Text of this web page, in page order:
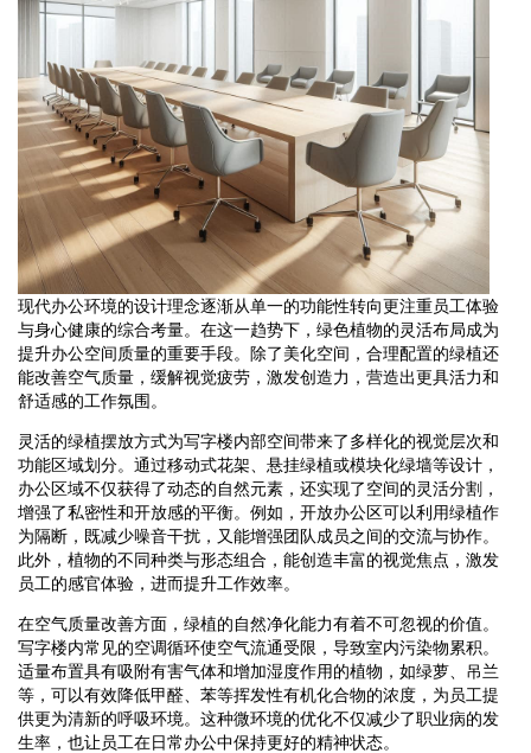
现代办公环境的设计理念逐渐从单一的功能性转向更注重员工体验
与身心健康的综合考量。在这一趋势下，绿色植物的灵活布局成为
提升办公空间质量的重要手段。除了美化空间，合理配置的绿植还
能改善空气质量，缓解视觉疲劳，激发创造力，营造出更具活力和
舒适感的工作氛围。
灵活的绿植摆放方式为写字楼内部空间带来了多样化的视觉层次和
功能区域划分。通过移动式花架、悬挂绿植或模块化绿墙等设计，
办公区域不仅获得了动态的自然元素，还实现了空间的灵活分割，
增强了私密性和开放感的平衡。例如，开放办公区可以利用绿植作
为隔断，既减少噪音干扰，又能增强团队成员之间的交流与协作。
此外，植物的不同种类与形态组合，能创造丰富的视觉焦点，激发
员工的感官体验，进而提升工作效率。
在空气质量改善方面，绿植的自然净化能力有着不可忽视的价值。
写字楼内常见的空调循环使空气流通受限，导致室内污染物累积。
适量布置具有吸附有害气体和增加湿度作用的植物，如绿萝、吊兰
等，可以有效降低甲醛、苯等挥发性有机化合物的浓度，为员工提
供更为清新的呼吸环境。这种微环境的优化不仅减少了职业病的发
生率，也让员工在日常办公中保持更好的精神状态。